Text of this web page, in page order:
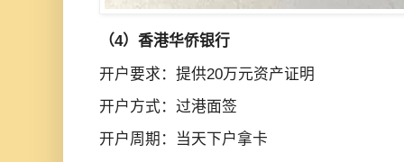
（4） 香港华侨银行
开户要求：提供20万元资产证明
开户方式：过港面签
开户周期：当天下户拿卡